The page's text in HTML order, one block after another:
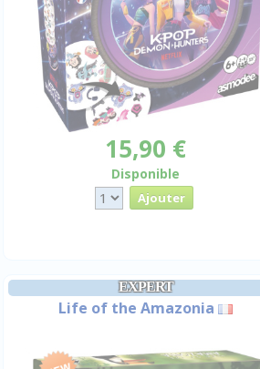
15,90 €
Disponible
EXPERT
Life of the Amazonia